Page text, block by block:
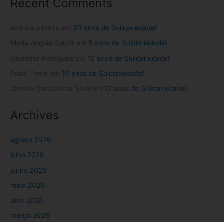
Recent Comments
20 anos de Solidariedade!
5 anos de Solidariedade!
10 anos de Solidariedade!
10 anos de Solidariedade!
10 anos de Solidariedade!
Archives
agosto 2026
julho 2026
junho 2026
maio 2026
abril 2026
março 2026